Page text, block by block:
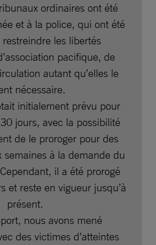
ordinaires ont été
et à la police, qui ont été
les libertés
pacifique, de
autant qu’elles le
nécessaire.
initialement prévu pour
jours, avec la possibilité
de le proroger pour des
semaines à la demande du
il a été prorogé
et reste en vigueur jusqu’à
présent.
nous avons mené
des victimes d’atteintes